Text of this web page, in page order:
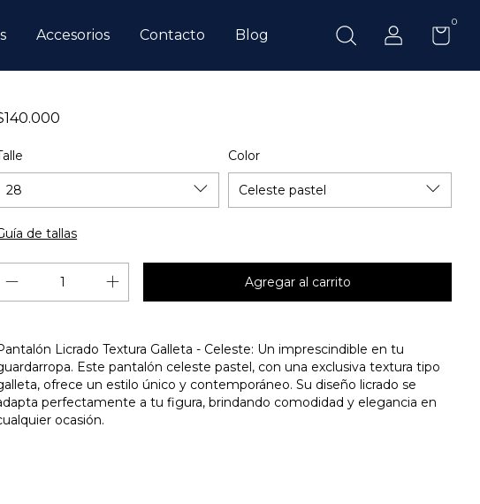
Accesorios Contacto Blog
0
Color
de tallas
Licrado Textura Galleta - Celeste: Un imprescindible en tu
Este pantalón celeste pastel, con una exclusiva textura tipo
ofrece un estilo único y contemporáneo. Su diseño licrado se
perfectamente a tu figura, brindando comodidad y elegancia en
ocasión.